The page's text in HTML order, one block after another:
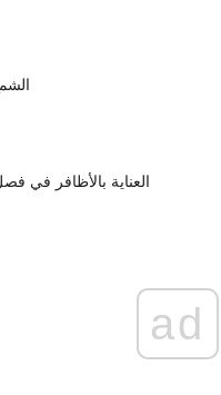
العناية بالأظافر في
ad